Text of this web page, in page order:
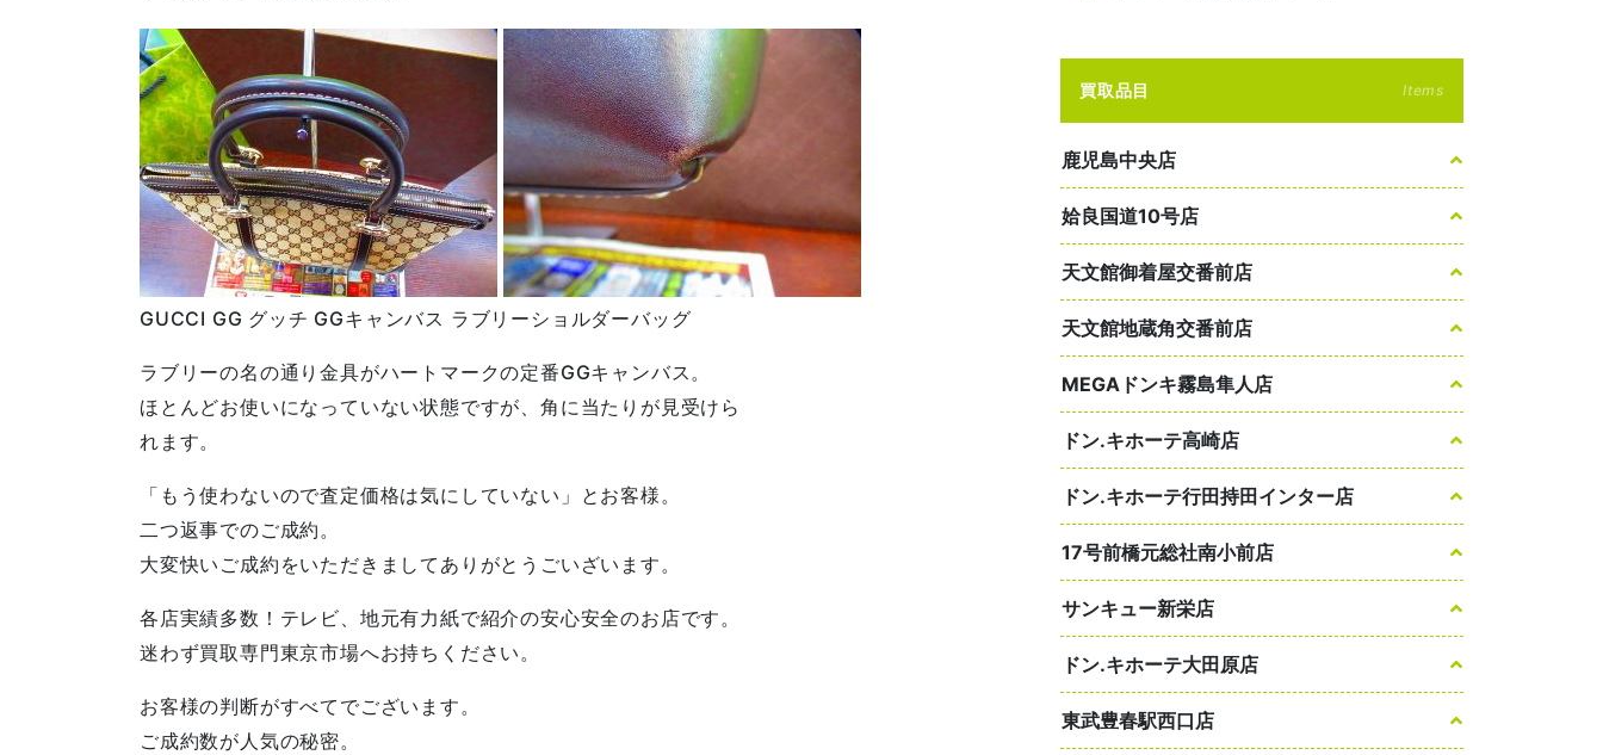
GUCCI GG グッチ GGキャンバス ラブリーショルダーバッグ
ラブリーの名の通り金具がハートマークの定番GGキャンバス。
ほとんどお使いになっていない状態ですが、角に当たりが見受けら
れます。
「もう使わないので査定価格は気にしていない」とお客様。
二つ返事でのご成約。
大変快いご成約をいただきましてありがとうごいざいます。
各店実績多数！テレビ、地元有力紙で紹介の安心安全のお店です。
迷わず買取専門東京市場へお持ちください。
お客様の判断がすべてでございます。
ご成約数が人気の秘密。
買取品目 Items
鹿児島中央店
姶良国道10号店
天文館御着屋交番前店
天文館地蔵角交番前店
MEGAドンキ霧島隼人店
ドン.キホーテ高崎店
ドン.キホーテ行田持田インター店
17号前橋元総社南小前店
サンキュー新栄店
ドン.キホーテ大田原店
東武豊春駅西口店